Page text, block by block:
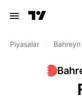
Piyasalar Bahreyn